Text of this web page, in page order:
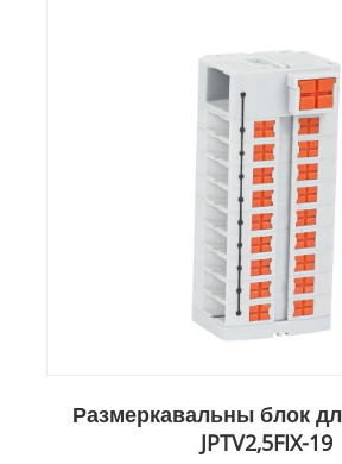
Размеркавальны блок
JPTV2,5FIX-19